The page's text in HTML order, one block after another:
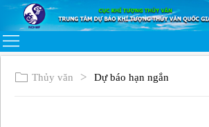
Thủy văn Dự báo hạn ngắn